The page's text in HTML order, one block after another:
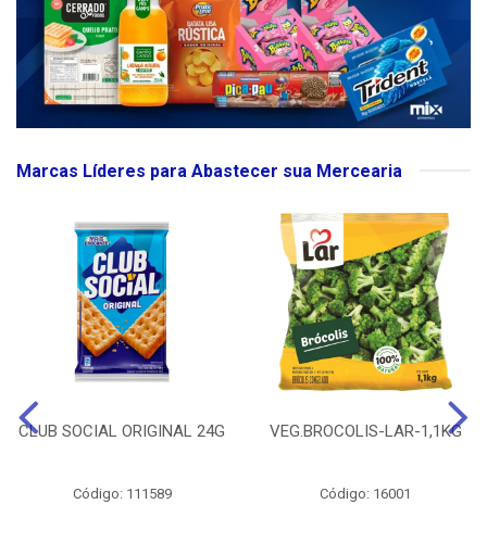
Marcas Líderes para Abastecer sua Mercearia
CLUB SOCIAL ORIGINAL 24G
Código: 111589
VEG.BROCOLIS-LAR-1,1KG
Código: 16001